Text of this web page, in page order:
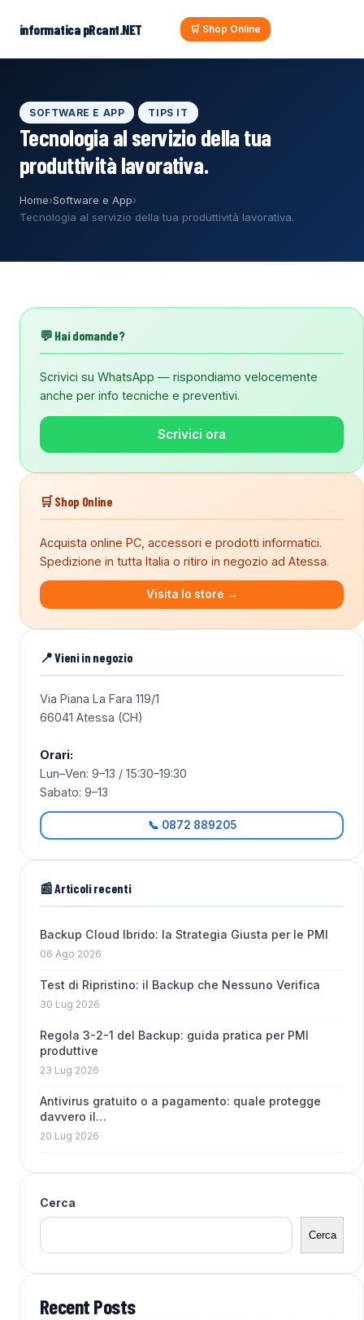
contenuto
informatica pRcant.NET 🛒 Shop Online
SOFTWARE E APP TIPS IT
Tecnologia al servizio della tua
produttività lavorativa.
Home›Software e App›
Tecnologia al servizio della tua produttività lavorativa.
💬 Hai domande?
Scrivici su WhatsApp — rispondiamo velocemente
anche per info tecniche e preventivi.
Scrivici ora
🛒 Shop Online
Acquista online PC, accessori e prodotti informatici.
Spedizione in tutta Italia o ritiro in negozio ad Atessa.
Visita lo store →
📍 Vieni in negozio
Via Piana La Fara 119/1
66041 Atessa (CH)
Orari:
Lun–Ven: 9–13 / 15:30–19:30
Sabato: 9–13
📞 0872 889205
📰 Articoli recenti
Backup Cloud Ibrido: la Strategia Giusta per le PMI
06 Ago 2026
Test di Ripristino: il Backup che Nessuno Verifica
30 Lug 2026
Regola 3-2-1 del Backup: guida pratica per PMI
produttive
23 Lug 2026
Antivirus gratuito o a pagamento: quale protegge
davvero il…
20 Lug 2026
Cerca
Cerca
Recent Posts